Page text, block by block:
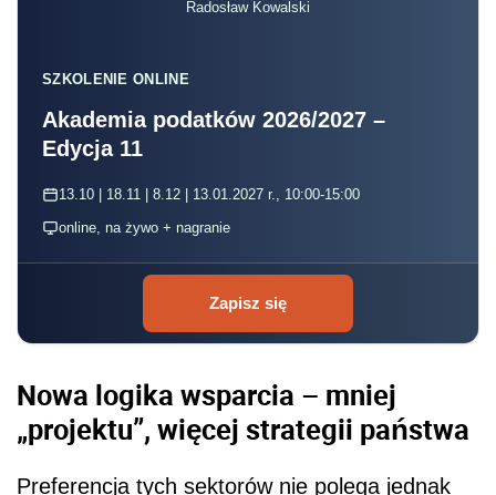
Radosław Kowalski
SZKOLENIE ONLINE
Akademia podatków 2026/2027 –
Edycja 11
13.10 | 18.11 | 8.12 | 13.01.2027 r., 10:00-15:00
online, na żywo + nagranie
Zapisz się
Nowa logika wsparcia – mniej
„projektu”, więcej strategii państwa
Preferencja tych sektorów nie polega jednak